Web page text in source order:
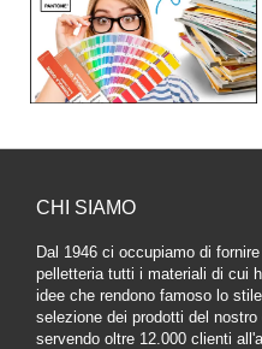
CHI SIAMO
Dal 1946 ci occupiamo di
pelletteria tutti i materiali di cui
idee che rendono famoso lo
selezione dei prodotti del
servendo oltre 12.000 clienti